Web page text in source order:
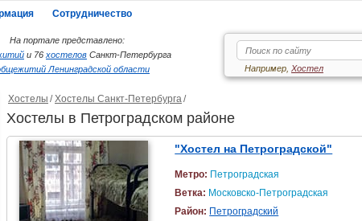
Сотрудничество
На портале представлено:
и 76 хостелов Санкт-Петербурга
Ленинградской области Например, Хостел
Хостелы Хостелы Санкт-Петербурга
Хостелы в Петроградском районе
"Хостел на Петроградской"
Метро: Петроградская
Ветка: Московско-Петроградская
Район: Петроградский